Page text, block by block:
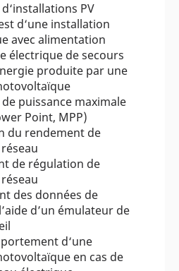
PV
d‘une installation
avec alimentation
électrique de secours
produite par une
puissance maximale
Point, MPP)
du rendement de
de régulation de
des données de
d’un émulateur de
d‘une
en cas de